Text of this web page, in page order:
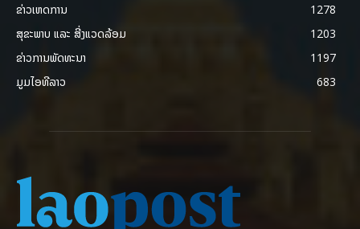
ຂ່າວເຫດການ
1278
ສຸຂະພາບ ແລະ ສີ່ງແວດລ້ອມ
1203
ຂ່າວການພັດທະນາ
1197
ມູມໄອທີລາວ
683